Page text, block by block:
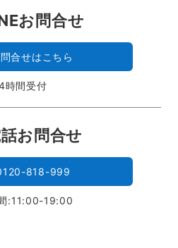
お問合せ
合せはこちら
時間受付
お問合せ
818-999
:11:00-19:00